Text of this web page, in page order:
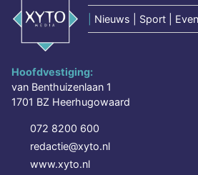
Nieuws | Sport |
Hoofdvestiging:
van Benthuizenlaan 1
1701 BZ Heerhugowaard
072 8200 600
redactie@xyto.nl
www.xyto.nl